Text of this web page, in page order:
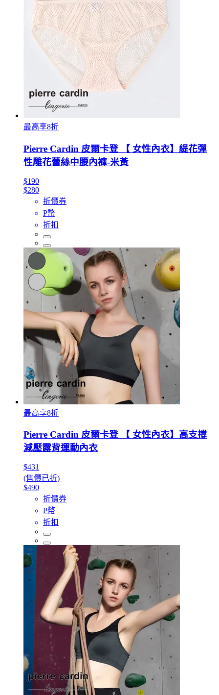
最高享8折
Pierre Cardin 皮爾卡登 【 女性內衣】緹花彈
性雕花蕾絲中腰內褲-米黃
$190
$280
折價券
P幣
折扣
最高享8折
Pierre Cardin 皮爾卡登 【 女性內衣】高支撐
減壓露背運動內衣
$431
(售價已折)
$490
折價券
P幣
折扣